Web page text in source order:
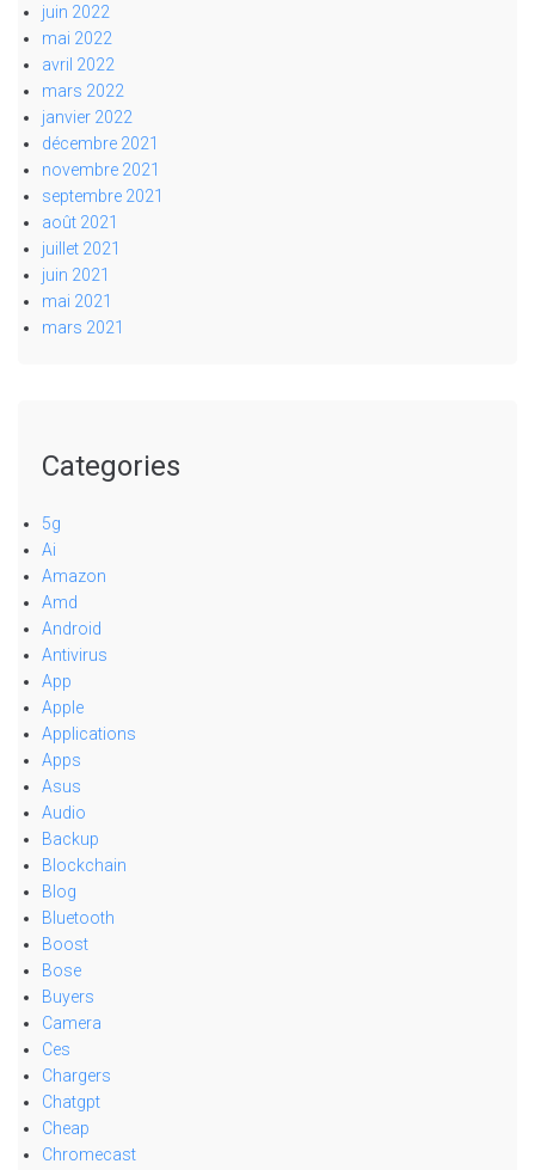
juin 2022
mai 2022
avril 2022
mars 2022
janvier 2022
décembre 2021
novembre 2021
septembre 2021
août 2021
juillet 2021
juin 2021
mai 2021
mars 2021
Categories
5g
Ai
Amazon
Amd
Android
Antivirus
App
Apple
Applications
Apps
Asus
Audio
Backup
Blockchain
Blog
Bluetooth
Boost
Bose
Buyers
Camera
Ces
Chargers
Chatgpt
Cheap
Chromecast